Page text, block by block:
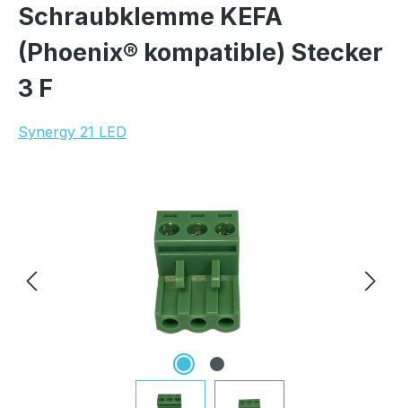
Schraubklemme KEFA
(Phoenix® kompatible) Stecker
3 F
Synergy 21 LED